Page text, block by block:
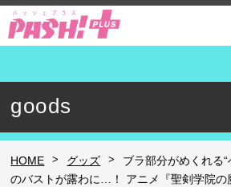
goods
HOME > グッズ >
ブラ部分がめくれる
のバストが露わに…！ アニメ『聖剣学院の